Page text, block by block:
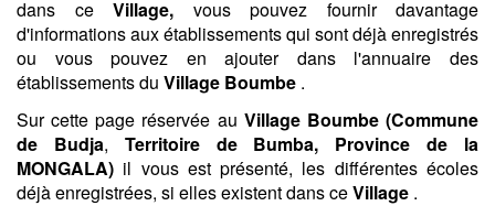
dans ce Village, vous pouvez fournir davantage
d'informations aux établissements qui sont déjà enregistrés
ou vous pouvez en ajouter dans l'annuaire des
établissements du Village Boumbe .
Sur cette page réservée au Village Boumbe (Commune
de Budja, Territoire de Bumba,
Province de la
MONGALA) il vous est présenté, les différentes écoles
déjà enregistrées, si elles existent dans ceVillage .